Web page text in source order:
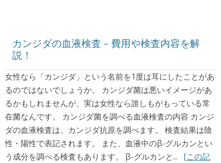
カンジダの血液検査 – 費用や検査内容を解
説！
女性なら「カンジダ」という名前を1度は耳にしたことがあ
るのではないでしょうか。 カンジダ菌は悪いイメージがあ
るかもしれませんが、実は女性なら誰しもがもっている常
在菌なんです。 カンジダ菌を調べる血液検査の内容 カンジ
ダの血液検査は、カンジダ抗原を調べます。 検査結果は陰
性・陽性で表記されます。 また、血液中のβ-グルカンとい
う成分を調べる検査もあります。 β-グルカンと... [この記